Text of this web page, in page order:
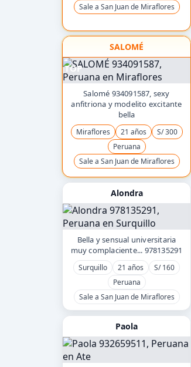
Sale a San Juan de Miraflores
SALOMÉ
TOP
Salomé 934091587, sexy
anfitriona y modelito excitante
bella
Miraflores 21 años
S/ 300
Peruana
Sale a San Juan de Miraflores
Alondra
Bella y sensual universitaria
muy complaciente... 978135291
Surquillo 21 años
S/ 160
Peruana
Sale a San Juan de Miraflores
Paola